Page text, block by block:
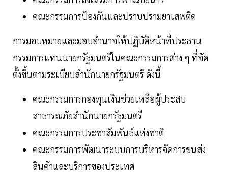
คณะกรรมการป้องกันและปราบปรามยาเสพติด
การมอบหมายและมอบอำนาจให้ปฏิบัติหน้าที่ประธาน
กรรมการแทนนายกรัฐมนตรีในคณะกรรมการต่าง ๆ ที่จัด
ตั้งขึ้นตามระเบียบสำนักนายกรัฐมนตรี ดังนี้
คณะกรรมการกองทุนเงินช่วยเหลือผู้ประสบ
สาธารณภัยสำนักนายกรัฐมนตรี
คณะกรรมการประชาสัมพันธ์แห่งชาติ
คณะกรรมการพัฒนาระบบการบริหารจัดการขนส่ง
สินค้าและบริการของประเทศ